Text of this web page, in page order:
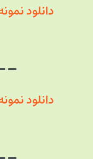
دانلود نمونه
دانلود نمونه